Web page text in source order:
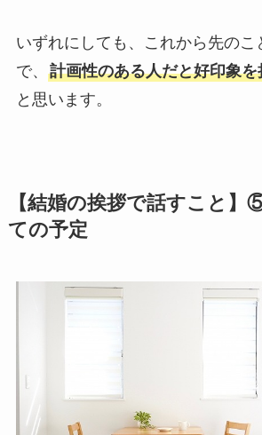
いずれにしても、これから先のこ
で、 計画性のある人だと好印象
と思います。
【結婚の挨拶で話すこと
ての予定